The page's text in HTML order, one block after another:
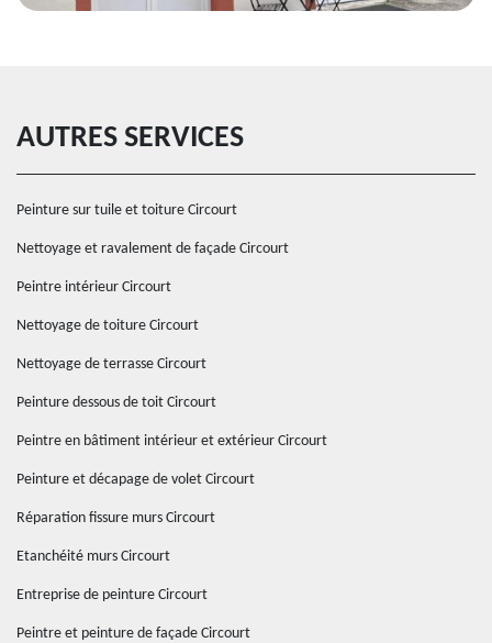
AUTRES SERVICES
Peinture sur tuile et toiture Circourt
Nettoyage et ravalement de façade Circourt
Peintre intérieur Circourt
Nettoyage de toiture Circourt
Nettoyage de terrasse Circourt
Peinture dessous de toit Circourt
Peintre en bâtiment intérieur et extérieur Circourt
Peinture et décapage de volet Circourt
Réparation fissure murs Circourt
Etanchéité murs Circourt
Entreprise de peinture Circourt
Peintre et peinture de façade Circourt